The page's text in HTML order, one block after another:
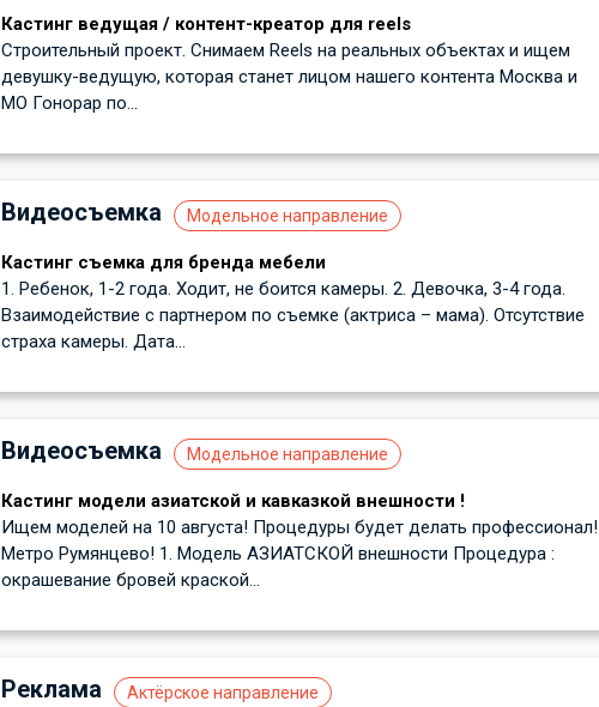
Кастинг ведущая / контент-креатор для reels
Строительный проект. Снимаем Reels на реальных объектах и ищем
девушку-ведущую, которая станет лицом нашего контента Москва и
МО Гонорар по...
Видеосъемка Модельное направление
Кастинг съемка для бренда мебели
1. Ребенок, 1-2 года. Ходит, не боится камеры. 2. Девочка, 3-4 года.
Взаимодействие с партнером по съемке (актриса – мама). Отсутствие
страха камеры. Дата...
Видеосъемка Модельное направление
Кастинг модели азиатской и кавказкой внешности !
Ищем моделей на 10 августа! Процедуры будет делать профессионал!
Метро Румянцево! 1. Модель АЗИАТСКОЙ внешности Процедура :
окрашевание бровей краской...
Реклама Актёрское направление